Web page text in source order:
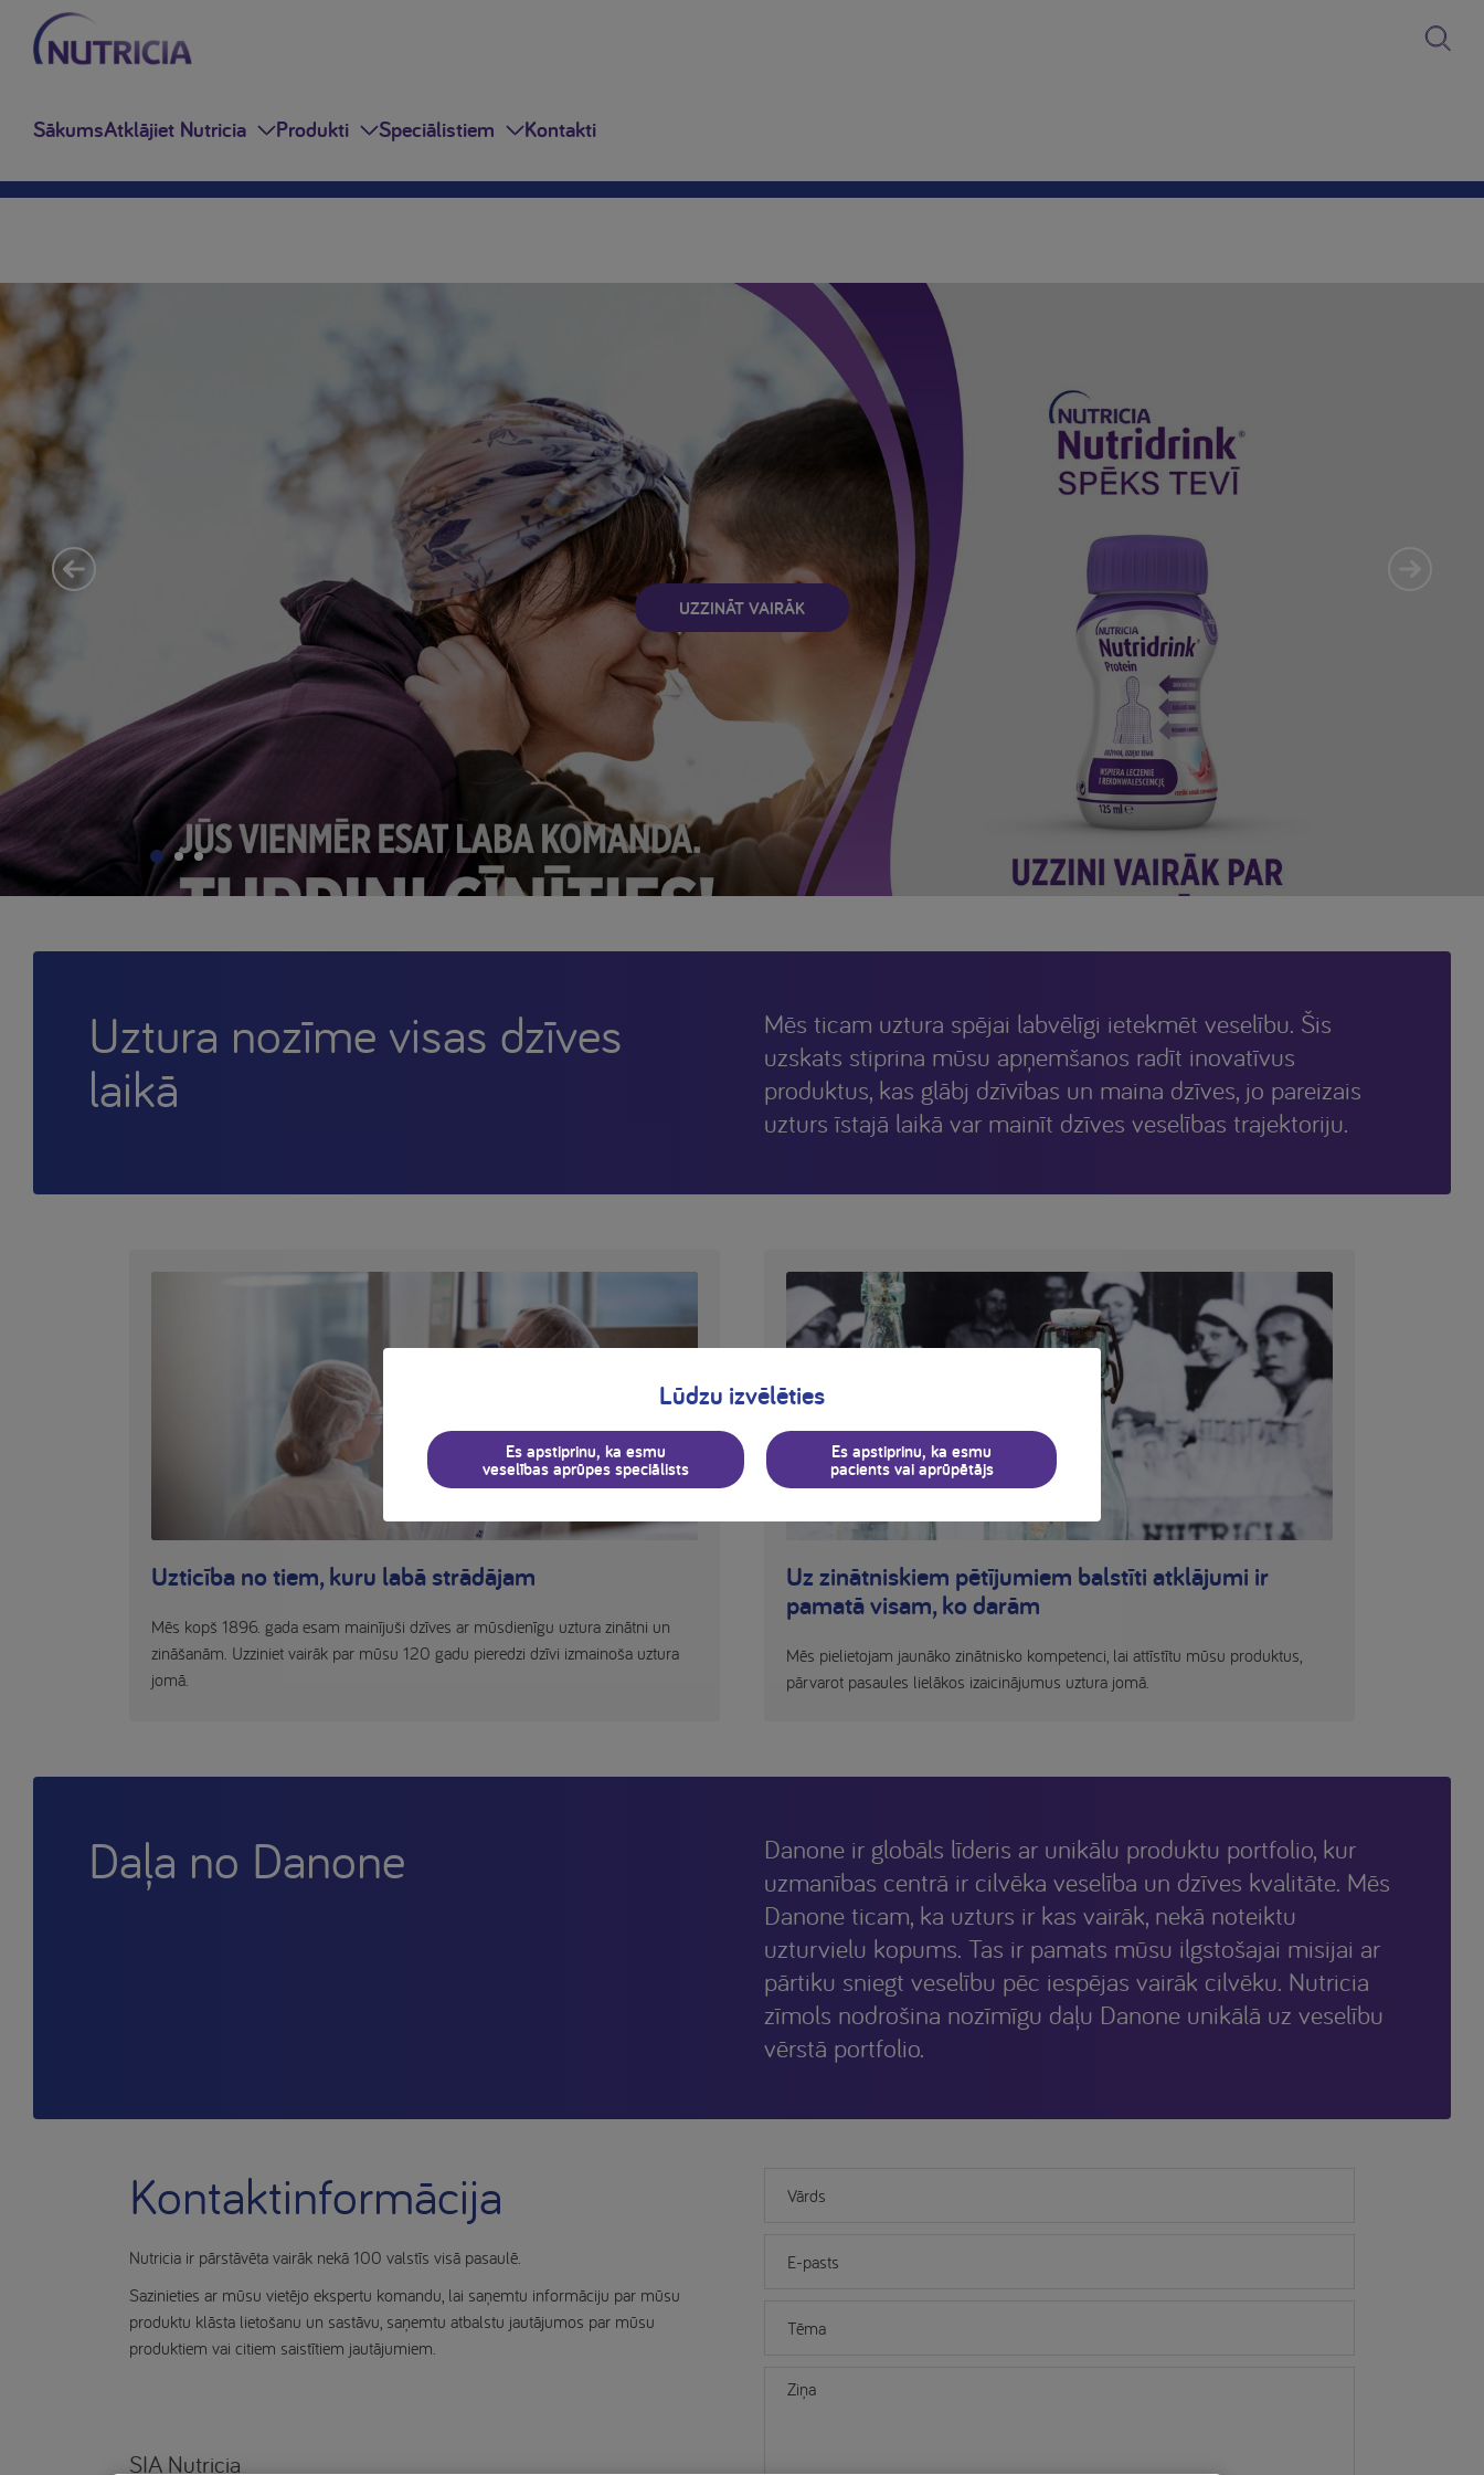
SākumsAtklājiet Nutricia Produkti Speciālistiem Kontakti
UZZINĀT VAIRĀK
Uztura nozīme visas dzīves
laikā
Mēs ticam uztura spējai labvēlīgi ietekmēt veselību. Šis
uzskats stiprina mūsu apņemšanos radīt inovatīvus
produktus, kas glābj dzīvības un maina dzīves, jo pareizais
uzturs īstajā laikā var mainīt dzīves veselības trajektoriju.
Uzticība no tiem, kuru labā strādājam
Mēs kopš 1896. gada esam mainījuši dzīves ar mūsdienīgu uztura zinātni un
zināšanām. Uzziniet vairāk par mūsu 120 gadu pieredzi dzīvi izmainoša uztura
jomā.
Uz zinātniskiem pētījumiem balstīti atklājumi ir
pamatā visam, ko darām
Mēs pielietojam jaunāko zinātnisko kompetenci, lai attīstītu mūsu produktus,
pārvarot pasaules lielākos izaicinājumus uztura jomā.
Daļa no Danone
Danone ir globāls līderis ar unikālu produktu portfolio, kur
uzmanības centrā ir cilvēka veselība un dzīves kvalitāte. Mēs
Danone ticam, ka uzturs ir kas vairāk, nekā noteiktu
uzturvielu kopums. Tas ir pamats mūsu ilgstošajai misijai ar
pārtiku sniegt veselību pēc iespējas vairāk cilvēku. Nutricia
zīmols nodrošina nozīmīgu daļu Danone unikālā uz veselību
vērstā portfolio.
Kontaktinformācija
Nutricia ir pārstāvēta vairāk nekā 100 valstīs visā pasaulē.
Sazinieties ar mūsu vietējo ekspertu komandu, lai saņemtu informāciju par mūsu
produktu klāsta lietošanu un sastāvu, saņemtu atbalstu jautājumos par mūsu
produktiem vai citiem saistītiem jautājumiem.
SIA Nutricia
Lūdzu izvēlēties
Es apstiprinu, ka esmu
veselības aprūpes speciālists
Es apstiprinu, ka esmu
pacients vai aprūpētājs